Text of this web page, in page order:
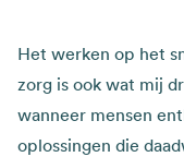
Het werken op het
zorg is ook wat mij
wanneer mensen
oplossingen die